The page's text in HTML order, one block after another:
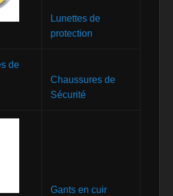
Lunettes de
protection
Chaussures de
Sécurité
Gants en cuir